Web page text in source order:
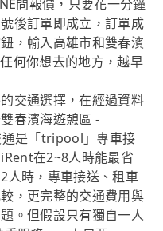
問報價，只要花一分鐘
後訂單即成立，訂單成
，輸入高雄市和雙春濱
何你想去的地方，越早
交通選擇，在經過資料
春濱海遊憩區 -
是「tripool」專車接
在2~8人時能最省
人時，專車接送、租車
，更完整的交通費用與
。但假設只有獨自一人